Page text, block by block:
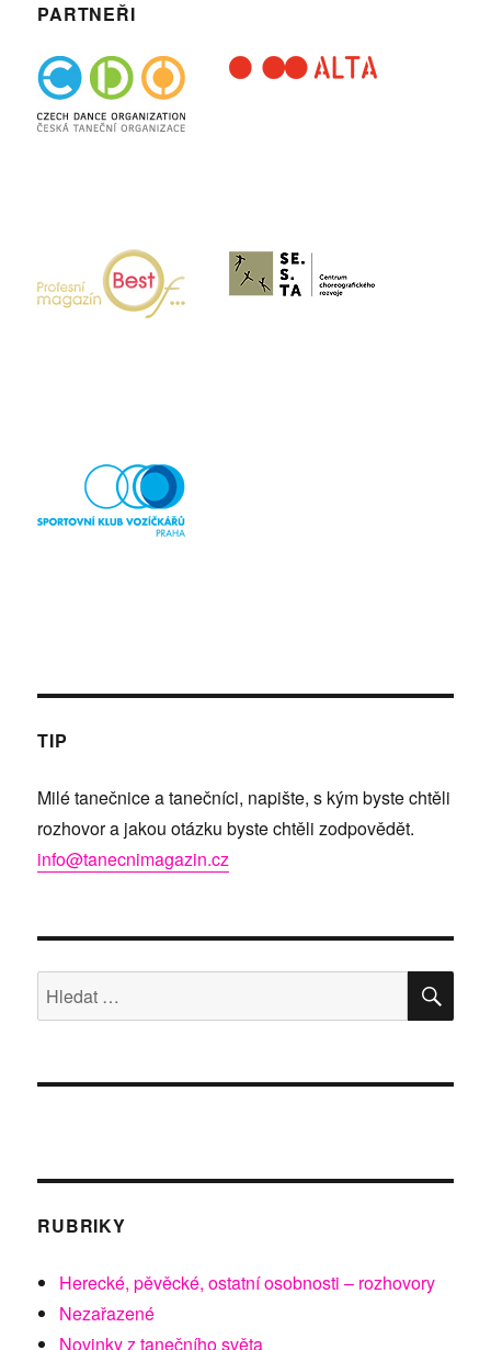
PARTNEŘI
TIP
Milé tanečnice a tanečníci, napište, s kým byste chtěli
rozhovor a jakou otázku byste chtěli zodpovědět.
info@tanecnimagazin.cz
Hledat:
RUBRIKY
Herecké, pěvěcké, ostatní osobnosti – rozhovory
Nezařazené
Novinky z tanečního světa